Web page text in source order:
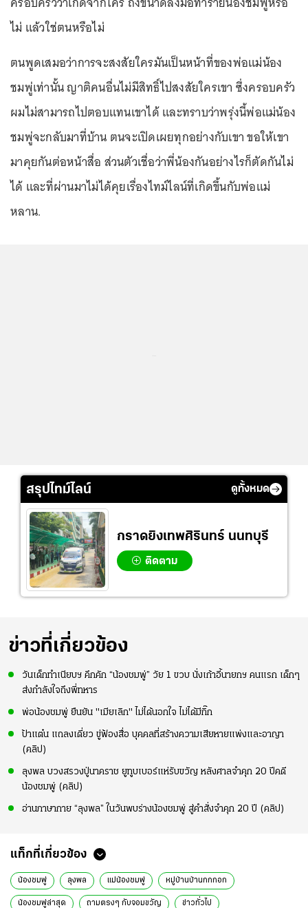
ไม่ แล้วใช่ตนหรือไม่
ตนพูดเสมอว่าการจะสงสัยใครมันเป็นหน้าที่ของพ่อแม่น้อง
ชมพู่เท่านั้น ญาติคนอื่นไม่มีสิทธิ์ไปสงสัยใครเขา ซึ่งครอบครัว
ผมไม่สามารถไปตอบแทนเขาได้ และทราบว่าพรุ่งนี้พ่อแม่น้อง
ชมพู่จะกลับมาที่บ้าน ตนจะเปิดเผยทุกอย่างกับเขา ขอให้เขา
มาคุยกันต่อหน้าสื่อ ส่วนตัวเชื่อว่าพี่น้องกันอย่างไรก็ตัดกันไม่
ได้ และที่ผ่านมาไม่ได้คุยเรื่องไทม์ไลน์ที่เกิดขึ้นกับพ่อแม่
หลาน.
สรุปไทม์ไลน์ ดูทั้งหมด
กราดยิงเทพศิรินทร์ นนทบุรี
ติดตาม
ข่าวที่เกี่ยวข้อง
วันเด็กทำเนียบฯ คึกคัก “น้องชมพู่” วัย 1 ขวบ นั่งเก้าอี้นายกฯ คนแรก เด็กๆ
ส่งกำลังใจถึงพี่ทหาร
พ่อน้องชมพู่ ยืนยัน "เมียเลิก" ไม่ได้นอกใจ ไม่ได้มีกิ๊ก
ป้าแต๋น แถลงเดี่ยว ขู่ฟ้องสื่อ บุคคลที่สร้างความเสียหายแพ่งและอาญา
(คลิป)
ลุงพล บวงสรวงปู่นาคราช ยูทูบเบอร์แห่รับขวัญ หลังศาลจำคุก 20 ปีคดี
น้องชมพู่ (คลิป)
อ่านภาษากาย “ลุงพล” ในวันพบร่างน้องชมพู่ สู่คำสั่งจำคุก 20 ปี (คลิป)
แท็กที่เกี่ยวข้อง
น้องชมพู่ ลุงพล แม่น้องชมพู่ หมู่บ้านบ้านกกกอก
น้องชมพู่ล่าสุด ถามตรงๆ กับจอมขวัญ ข่าวทั่วไป